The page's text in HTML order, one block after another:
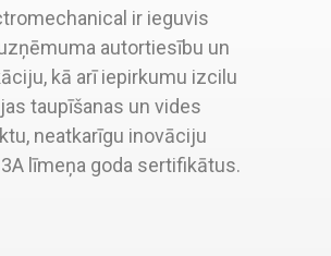
ir ieguvis
autortiesību un
kā arī iepirkumu izcilu
taupīšanas un vides
neatkarīgu inovāciju
līmeņa goda sertifikātus.